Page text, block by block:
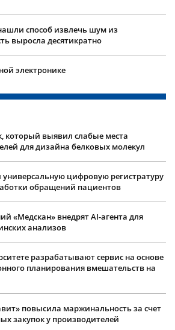
способ извлечь шум из
выросла десятикратно
электронике
который выявил слабые места
для дизайна белковых молекул
универсальную цифровую регистратуру
обращений пациентов
«Медскан» внедрят AI-агента для
анализов
разрабатывают сервис на основе
планирования вмешательств на
повысила маржинальность за счет
закупок у производителей